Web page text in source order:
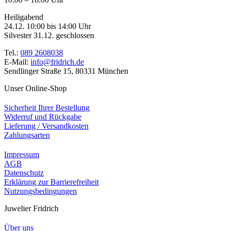
Heiligabend
24.12. 10:00 bis 14:00 Uhr
Silvester 31.12. geschlossen
Tel.: 089 2608038
E-Mail: info@fridrich.de
Sendlinger Straße 15, 80331 München
Unser Online-Shop
Sicherheit Ihrer Bestellung
Widerruf und Rückgabe
Lieferung / Versandkosten
Zahlungsarten
Impressum
AGB
Datenschutz
Erklärung zur Barrierefreiheit
Nutzungsbedingungen
Juwelier Fridrich
Über uns